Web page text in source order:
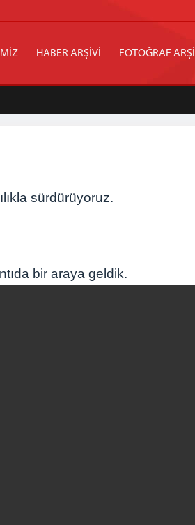
HABER ARŞİVİ FOTOĞRAF
sürdürüyoruz.
bir araya geldik.